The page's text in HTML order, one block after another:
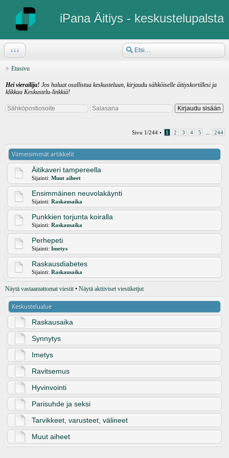
iPana Äitiys - keskustelupalsta
↓↓↓
Etusivu
Hei vierailija! Jos haluat osallistua keskusteluun, kirjaudu sähköiselle äitiyskortillesi ja
klikkaa Keskustelu-linkkiä!
Sivu 1/244 • 1 2 3 4 5 244
Viimeisimmät artikkelit
Äitikaveri tampereella
Sijainti: Muut aiheet
Ensimmäinen neuvolakäynti
Sijainti: Raskausaika
Punkkien torjunta koiralla
Sijainti: Raskausaika
Perhepeti
Sijainti: Imetys
Raskausdiabetes
Sijainti: Raskausaika
Näytä vastaamattomat viestit• Näytä aktiiviset viestiketjut
Keskustelualue
Raskausaika
Synnytys
Imetys
Ravitsemus
Hyvinvointi
Parisuhde ja seksi
Tarvikkeet, varusteet, välineet
Muut aiheet